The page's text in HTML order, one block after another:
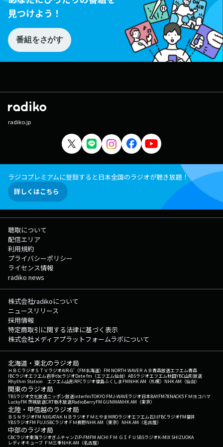
見つけよう！
番組をさがす
radiko.jp
ラジコプレミアムに登録すると日本全国のラジオが聴き放題！
詳しくはこちら
聴取について
配信エリア
利用規約
プライバシーポリシー
ライセンス情報
radiko news
株式会社radikoについて
ニュースリリース
採用情報
特定商取引に関する法律に基づく表示
株式会社メディアプラットフォームラボについて
北海道・東北のラジオ局
ＨＢＣラジオＳＴＶラジオAIR-G'（FM北海道） FM NORTH WAVEＲＡＢ青森放送エフエム青森
IBCラジオエフエム岩手tbcラジオDate fm（エフエム仙台） ABSラジオエフエム秋田YBC山形放送
Rhythm Station エフエム山形RFCラジオ福島ふくしまFMNHK AM（札幌） NHK AM（仙台）
関東のラジオ局
TBSラジオ文化放送ニッポン放送interfmTOKYO FMJ-WAVEラジオ日本BAYFM78NACK5 ＦＭヨコハマ
LuckyFM 茨城放送CRT栃木放送RadioBerryFM GUNMANHK AM（東京）
北陸・甲信越のラジオ局
ＢＳＮラジオFM NIIGATAＫＮＢラジオ ＦＭとやまMROラジオエフエム石川FBCラジオFM福井
YBSラジオFM FUJISBCラジオ ＦＭ長野NHK AM（東京） NHK AM（名古屋）
中部のラジオ局
CBCラジオ東海ラジオぎふチャンZIP-FMFM AICHI ＦＭ ＧＩＦＵ SBSラジオK-MIX SHIZUOKA
レディオキューブ ＦＭ三重NHK AM（名古屋）